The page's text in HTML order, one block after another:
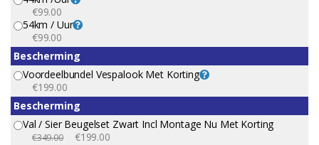
€99.00
54km / Uur
€99.00
Bescherming
Voordeelbundel Vespalook Met Korting
€199.00
Bescherming
Val / Sier Beugelset Zwart Incl Montage Nu Met Korting
€349.00
€199.00